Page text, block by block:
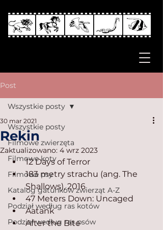
Post
Wszystkie posty
Filmowe zwierzęta
Filmowe koty
Filmowe psy
Katalog gatunków zwierząt A-Z
Podział według ras kotów
Podział według ras psów
Wszystkie posty
Rekin
30 mar 2021
Zaktualizowano: 4 wrz 2023
12 Days of Terror
183 metry strachu (ang. The
Shallows), 2016
47 Meters Down: Uncaged
Aatank
After the Bite